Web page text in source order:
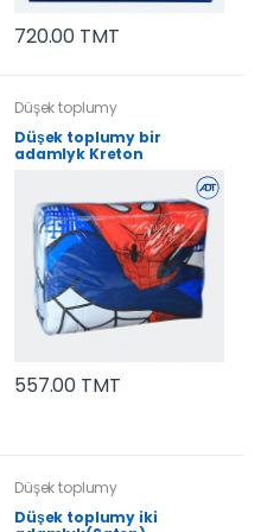
720.00 TMT
Düşek toplumy
Düşek toplumy bir
adamlyk Kreton
557.00 TMT
Düşek toplumy
Düşek toplumy iki